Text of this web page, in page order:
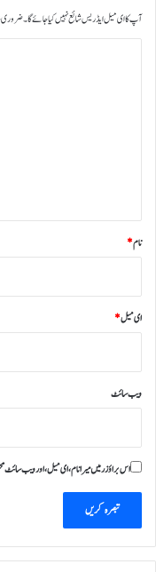
آپ کا ای میل ایڈریس شائع نہیں کیا جائے گا۔ضروری
نام*
ای میل*
ویب‌ سائٹ
اس براؤزر میں میرا نام، ای میل، اور ویب